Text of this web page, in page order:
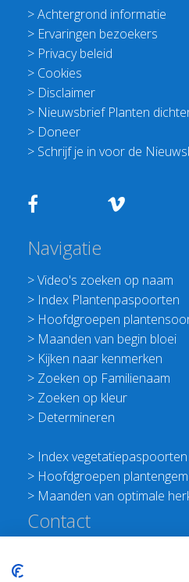
>Achtergrond informatie
> Ervaringen bezoekers
> Privacy beleid
> Cookies
> Disclaimer
> Nieuwsbrief Planten
> Doneer
> Schrijf je in voor de
Navigatie
>Video's zoeken op naam
> Index Plantenpaspoorten
> Hoofdgroepen
> Maanden van begin bloei
> Kijken naar kenmerken
> Zoeken op Familienaam
> Zoeken op kleur
> Determineren
> Index vegetatiepaspoorten
> Hoofdgroepen
> Maanden van optimale
Contact